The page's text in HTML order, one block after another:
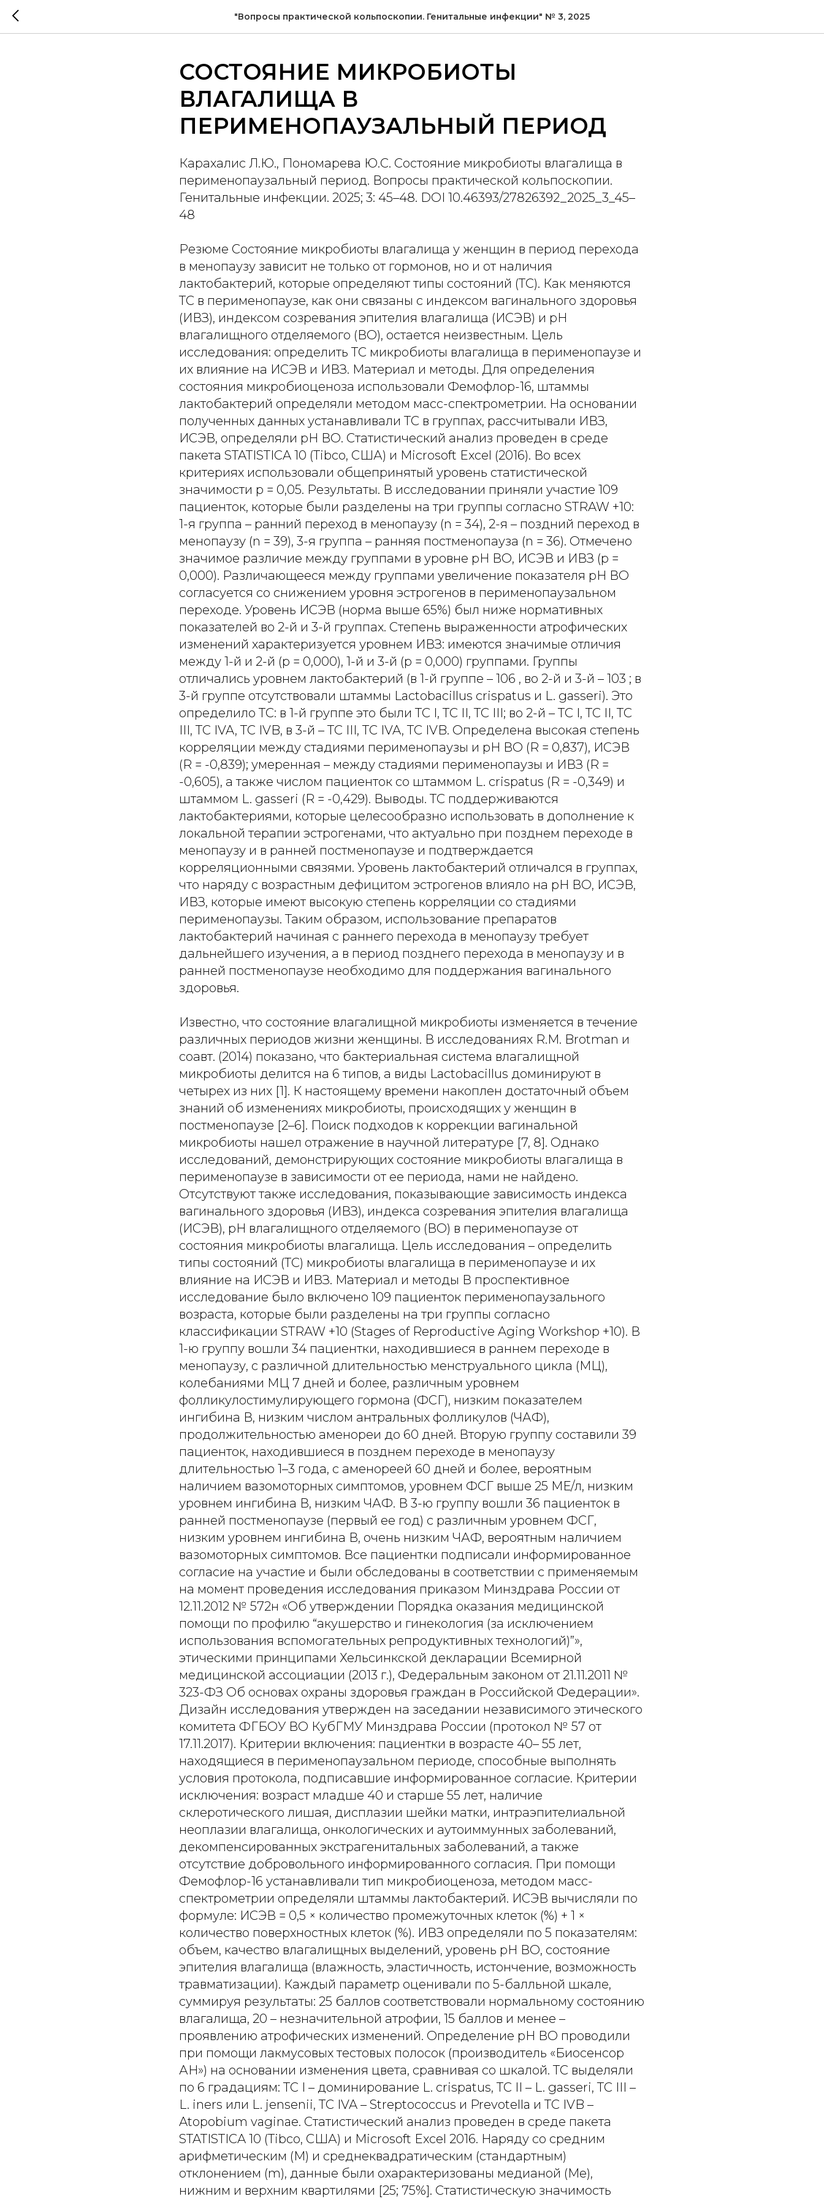
"Вопросы практической кольпоскопии. Генитальные инфекции" № 3, 2025
СОСТОЯНИЕ МИКРОБИОТЫ
ВЛАГАЛИЩА В
ПЕРИМЕНОПАУЗАЛЬНЫЙ ПЕРИОД
Карахалис Л.Ю., Пономарева Ю.С. Состояние микробиоты влагалища в
перименопаузальный период. Вопросы практической кольпоскопии.
Генитальные инфекции. 2025; 3: 45–48. DOI 10.46393/27826392_2025_3_45–
48
Резюме Состояние микробиоты влагалища у женщин в период перехода
в менопаузу зависит не только от гормонов, но и от наличия
лактобактерий, которые определяют типы состояний (ТС). Как меняются
ТС в перименопаузе, как они связаны с индексом вагинального здоровья
(ИВЗ), индексом созревания эпителия влагалища (ИСЭВ) и рН
влагалищного отделяемого (ВО), остается неизвестным. Цель
исследования: определить ТС микробиоты влагалища в перименопаузе и
их влияние на ИСЭВ и ИВЗ. Материал и методы. Для определения
состояния микробиоценоза использовали Фемофлор-16, штаммы
лактобактерий определяли методом масс-спектрометрии. На основании
полученных данных устанавливали ТС в группах, рассчитывали ИВЗ,
ИСЭВ, определяли рН ВО. Статистический анализ проведен в среде
пакета STATISTICA 10 (Tibco, США) и Microsoft Excel (2016). Во всех
критериях использовали общепринятый уровень статистической
значимости р = 0,05. Результаты. В исследовании приняли участие 109
пациенток, которые были разделены на три группы согласно STRAW +10:
1-я группа – ранний переход в менопаузу (n = 34), 2-я – поздний переход в
менопаузу (n = 39), 3-я группа – ранняя постменопауза (n = 36). Отмечено
значимое различие между группами в уровне рН ВО, ИСЭВ и ИВЗ (р =
0,000). Различающееся между группами увеличение показателя рН ВО
согласуется со снижением уровня эстрогенов в перименопаузальном
переходе. Уровень ИСЭВ (норма выше 65%) был ниже нормативных
показателей во 2-й и 3-й группах. Степень выраженности атрофических
изменений характеризуется уровнем ИВЗ: имеются значимые отличия
между 1-й и 2-й (р = 0,000), 1-й и 3-й (р = 0,000) группами. Группы
отличались уровнем лактобактерий (в 1-й группе – 106 , во 2-й и 3-й – 103 ; в
3-й группе отсутствовали штаммы Lactobacillus crispatus и L. gasseri). Это
определило ТС: в 1-й группе это были ТС I, TC II, TC III; во 2-й – ТС I, TC II, TC
III, TC IVA, TC IVB, в 3-й – TC III, TC IVA, TC IVB. Определена высокая степень
корреляции между стадиями перименопаузы и рН ВО (R = 0,837), ИСЭВ
(R = -0,839); умеренная – между стадиями перименопаузы и ИВЗ (R =
-0,605), а также числом пациенток со штаммом L. crispatus (R = -0,349) и
штаммом L. gasseri (R = -0,429). Выводы. ТС поддерживаются
лактобактериями, которые целесообразно использовать в дополнение к
локальной терапии эстрогенами, что актуально при позднем переходе в
менопаузу и в ранней постменопаузе и подтверждается
корреляционными связями. Уровень лактобактерий отличался в группах,
что наряду с возрастным дефицитом эстрогенов влияло на рН ВО, ИСЭВ,
ИВЗ, которые имеют высокую степень корреляции со стадиями
перименопаузы. Таким образом, использование препаратов
лактобактерий начиная с раннего перехода в менопаузу требует
дальнейшего изучения, а в период позднего перехода в менопаузу и в
ранней постменопаузе необходимо для поддержания вагинального
здоровья.
Известно, что состояние влагалищной микробиоты изменяется в течение
различных периодов жизни женщины. В исследованиях R.M. Brotman и
соавт. (2014) показано, что бактериальная система влагалищной
микробиоты делится на 6 типов, а виды Lactobacillus доминируют в
четырех из них [1]. К настоящему времени накоплен достаточный объем
знаний об изменениях микробиоты, происходящих у женщин в
постменопаузе [2–6]. Поиск подходов к коррекции вагинальной
микробиоты нашел отражение в научной литературе [7, 8]. Однако
исследований, демонстрирующих состояние микробиоты влагалища в
перименопаузе в зависимости от ее периода, нами не найдено.
Отсутствуют также исследования, показывающие зависимость индекса
вагинального здоровья (ИВЗ), индекса созревания эпителия влагалища
(ИСЭВ), рН влагалищного отделяемого (ВО) в перименопаузе от
состояния микробиоты влагалища. Цель исследования – определить
типы состояний (ТС) микробиоты влагалища в перименопаузе и их
влияние на ИСЭВ и ИВЗ. Материал и методы В проспективное
исследование было включено 109 пациенток перименопаузального
возраста, которые были разделены на три группы согласно
классификации STRAW +10 (Stages of Reproductive Aging Workshop +10). В
1-ю группу вошли 34 пациентки, находившиеся в раннем переходе в
менопаузу, с различной длительностью менструального цикла (МЦ),
колебаниями МЦ 7 дней и более, различным уровнем
фолликулостимулирующего гормона (ФСГ), низким показателем
ингибина В, низким числом антральных фолликулов (ЧАФ),
продолжительностью аменореи до 60 дней. Вторую группу составили 39
пациенток, находившиеся в позднем переходе в менопаузу
длительностью 1–3 года, с аменореей 60 дней и более, вероятным
наличием вазомоторных симптомов, уровнем ФСГ выше 25 МЕ/л, низким
уровнем ингибина В, низким ЧАФ. В 3-ю группу вошли 36 пациенток в
ранней постменопаузе (первый ее год) с различным уровнем ФСГ,
низким уровнем ингибина В, очень низким ЧАФ, вероятным наличием
вазомоторных симптомов. Все пациентки подписали информированное
согласие на участие и были обследованы в соответствии с применяемым
на момент проведения исследования приказом Минздрава России от
12.11.2012 № 572н «Об утверждении Порядка оказания медицинской
помощи по профилю “акушерство и гинекология (за исключением
использования вспомогательных репродуктивных технологий)”»,
этическими принципами Хельсинкской декларации Всемирной
медицинской ассоциации (2013 г.), Федеральным законом от 21.11.2011 №
323-ФЗ Об основах охраны здоровья граждан в Российской Федерации».
Дизайн исследования утвержден на заседании независимого этического
комитета ФГБОУ ВО КубГМУ Минздрава России (протокол № 57 от
17.11.2017). Критерии включения: пациентки в возрасте 40– 55 лет,
находящиеся в перименопаузальном периоде, способные выполнять
условия протокола, подписавшие информированное согласие. Критерии
исключения: возраст младше 40 и старше 55 лет, наличие
склеротического лишая, дисплазии шейки матки, интраэпителиальной
неоплазии влагалища, онкологических и аутоиммунных заболеваний,
декомпенсированных экстрагенитальных заболеваний, а также
отсутствие добровольного информированного согласия. При помощи
Фемофлор-16 устанавливали тип микробиоценоза, методом масс-
спектрометрии определяли штаммы лактобактерий. ИСЭВ вычисляли по
формуле: ИСЭВ = 0,5 × количество промежуточных клеток (%) + 1 ×
количество поверхностных клеток (%). ИВЗ определяли по 5 показателям:
объем, качество влагалищных выделений, уровень рН ВО, состояние
эпителия влагалища (влажность, эластичность, истончение, возможность
травматизации). Каждый параметр оценивали по 5-балльной шкале,
суммируя результаты: 25 баллов соответствовали нормальному состоянию
влагалища, 20 – незначительной атрофии, 15 баллов и менее –
проявлению атрофических изменений. Определение рН ВО проводили
при помощи лакмусовых тестовых полосок (производитель «Биосенсор
АН») на основании изменения цвета, сравнивая со шкалой. ТС выделяли
по 6 градациям: ТС I – доминирование L. crispatus, ТС II – L. gasseri, ТС III –
L. iners или L. jensenii, TC IVA – Streptococcus и Prevotella и TC IVB –
Atopobium vaginae. Статистический анализ проведен в среде пакета
STATISTICA 10 (Tibco, США) и Microsoft Excel 2016. Наряду со средним
арифметическим (М) и среднеквадратическим (стандартным)
отклонением (m), данные были охарактеризованы медианой (Ме),
нижним и верхним квартилями [25; 75%]. Статистическую значимость